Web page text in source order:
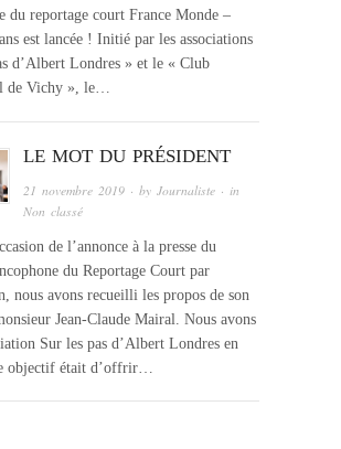
du reportage court France Monde –
est lancée ! Initié par les associations
d’Albert Londres » et le « Club
de Vichy », le…
LE MOT DU PRÉSIDENT
21 novembre 2019 · byJournaliste · in
Non classé
de l’annonce à la presse du
du Reportage Court par
nous avons recueilli les propos de son
Jean-Claude Mairal. Nous avons
Sur les pas d’Albert Londres en
objectif était d’offrir…